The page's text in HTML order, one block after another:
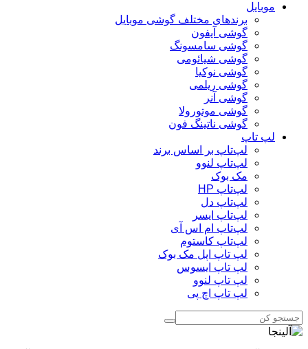
موبایل
برندهای مختلف گوشی موبایل
گوشی آیفون
گوشی سامسونگ
گوشی شیائومی
گوشی نوکیا
گوشی ریلمی
گوشی آنر
گوشی موتورولا
گوشی ناتینگ فون
لپ تاپ
لپ‌تاپ بر اساس برند
لپ‌تاپ لنوو
مک بوک
لپ‌تاپ HP
لپ‌تاپ دل
لپ‌تاپ ایسر
لپ‌تاپ ام اس آی
لپ‌تاپ کاستوم
لپ تاپ اپل مک بوک
لپ تاپ ایسوس
لپ تاپ لنوو
لپ تاپ اچ پی